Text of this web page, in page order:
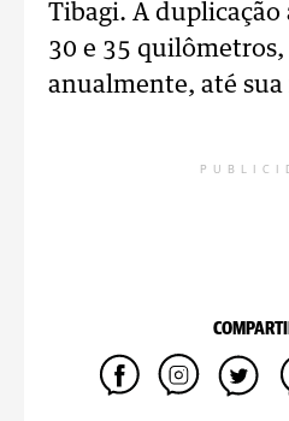
Tibagi. A duplicação
30 e 35
anualmente, até